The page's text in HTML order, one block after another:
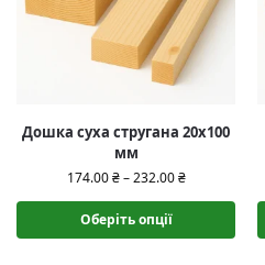
Дошка суха стругана 20х100
мм
174.00₴ – 232.00₴
Оберіть опції